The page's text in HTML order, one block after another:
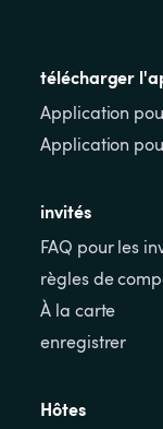
télécharger
Application
Application
invités
FAQ pour les
règles de
À la carte
enregistrer
Hôtes